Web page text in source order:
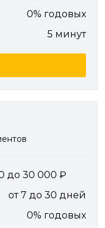
0% годовых
5 минут
до 30 000
от 7 до 30 дней
0% годовых